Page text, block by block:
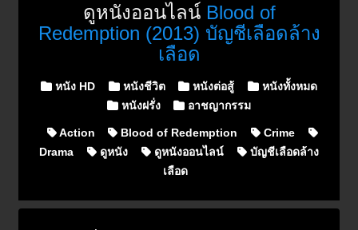
ดูหนังออนไลน์ Blood of
Redemption (2013) บัญชีเลือดล้าง
เลือด
Posted in
หนัง HD หนังชีวิต หนังต่อสู้
หนังทั้งหมด
หนังฝรั่ง
อาชญากรรม
Action Blood of Redemption
Crime
Drama
ดูหนัง ดูหนังออนไลน์
บัญชีเลือดล้าง
เลือด